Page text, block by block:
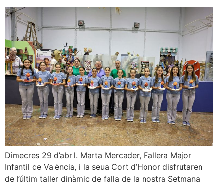
Dimecres 29 d’abril. Marta Mercader, Fallera Major
Infantil de València, i la seua Cort d’Honor disfrutaren
de l’últim taller dinàmic de falla de la nostra Setmana